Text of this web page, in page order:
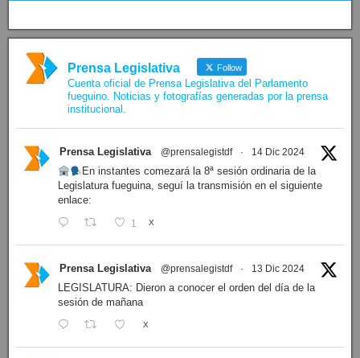
Prensa Legislativa Follow
Cuenta oficial de Prensa Legislativa del Parlamento
fueguino. Noticias y fotografías generadas por la prensa
institucional.
Prensa Legislativa @prensalegistdf · 14 Dic 2024
En instantes comezará la 8ª sesión ordinaria de la
Legislatura fueguina, seguí la transmisión en el siguiente
enlace:
1 X
Prensa Legislativa @prensalegistdf · 13 Dic 2024
LEGISLATURA: Dieron a conocer el orden del día de la
sesión de mañana
X